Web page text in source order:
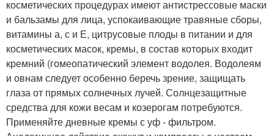
косметических процедурах имеют антистрессовые маски
и бальзамы для лица, успокаивающие травяные сборы,
витамины а, с и Е, цитрусовые плоды в питании и для
косметических масок, кремы, в состав которых входит
кремний (гомеопатический элемент водолея. Водолеям
и овнам следует особенно беречь зрение, защищать
глаза от прямых солнечных лучей. Солнцезащитные
средства для кожи весам и козерогам потребуются.
Применяйте дневные кремы с уф - фильтром.